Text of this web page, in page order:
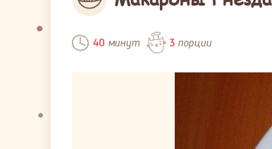
40минут 3порции